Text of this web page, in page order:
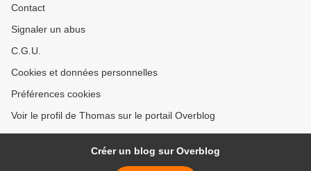
Contact
Signaler un abus
C.G.U.
Cookies et données personnelles
Préférences cookies
Voir le profil de Thomas sur le portail Overblog
Créer un blog sur Overblog